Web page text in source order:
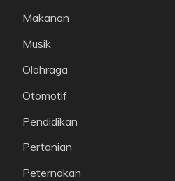
Makanan
Musik
Olahraga
Otomotif
Pendidikan
Pertanian
Peternakan